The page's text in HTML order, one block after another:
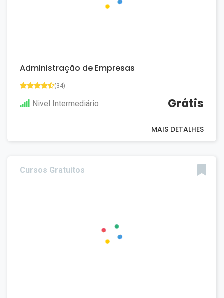
Administração de Empresas
(34)
Nivel Intermediário Grátis
MAIS DETALHES
Cursos Gratuitos